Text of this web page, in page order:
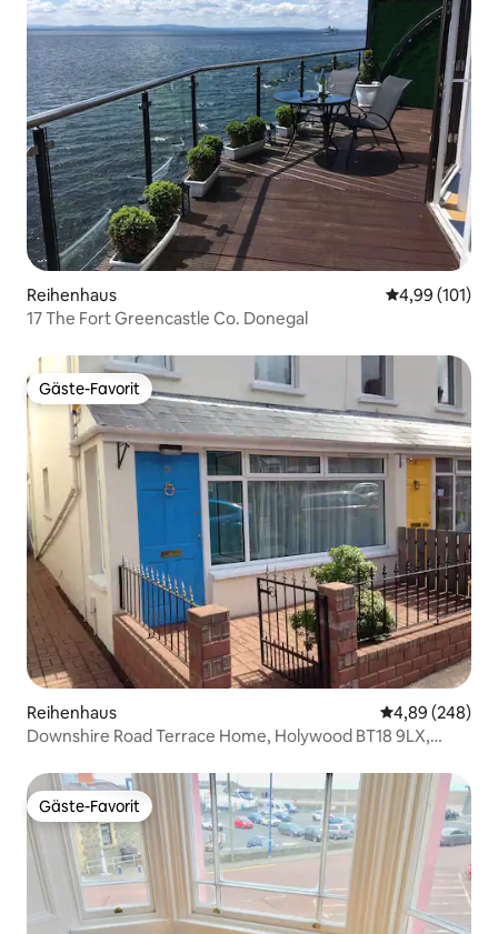
Reihenhaus
4,99 (101)
17 The Fort Greencastle Co. Donegal
Gäste-Favorit
Gäste-Favorit
Reihenhaus
4,89 (248)
Downshire Road Terrace Home, Holywood BT18 9LX,
Gäste-Favorit
Gäste-Favorit